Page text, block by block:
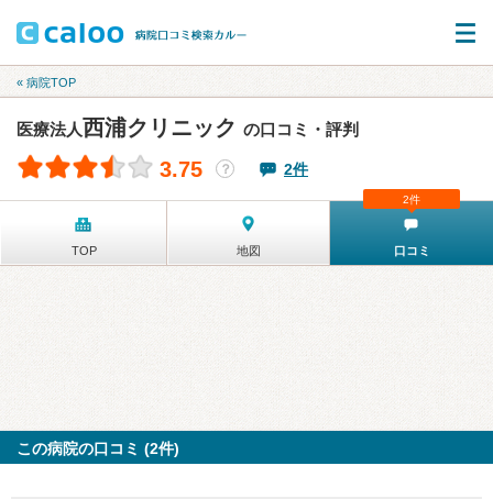
« 病院TOP
医療法人西浦クリニック の口コミ・評判
3.75 ？ 2件
TOP 地図 口コミ
2件
この病院の口コミ (2件)